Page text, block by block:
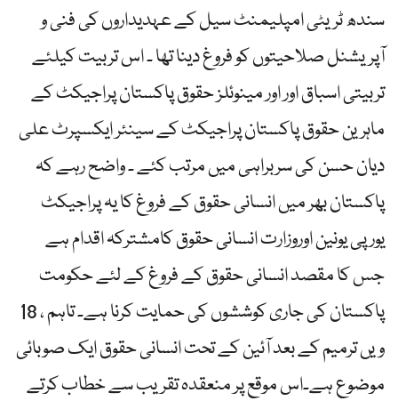
سندھ ٹریٹی امپلیمنٹ سیل کے عہدیداروں کی فنی و
آپریشنل صلاحیتوں کو فروغ دینا تھا ۔ اس تربیت کیلئے
تربیتی اسباق اور اور مینوئلز حقوق پاکستان پراجیکٹ کے
ماہرین حقوق پاکستان پراجیکٹ کے سینئر ایکسپرٹ علی
دیان حسن کی سربراہی میں مرتب کئے ۔ واضح رہے کہ
پاکستان بھر میں انسانی حقوق کے فروغ کا یہ پراجیکٹ
یورپی یونین اوروزارت انسانی حقوق کامشترکہ اقدام ہے
جس کا مقصد انسانی حقوق کے فروغ کے لئے حکومت
پاکستان کی جاری کوششوں کی حمایت کرنا ہے۔ تاہم ، 18
ویں ترمیم کے بعد آئین کے تحت انسانی حقوق ایک صوبائی
موضوع ہے۔اس موقع پر منعقدہ تقریب سے خطاب کرتے